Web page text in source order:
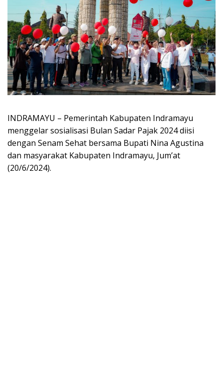
INDRAMAYU – Pemerintah Kabupaten Indramayu
menggelar sosialisasi Bulan Sadar Pajak 2024 diisi
dengan Senam Sehat bersama Bupati Nina Agustina
dan masyarakat Kabupaten Indramayu, Jum’at
(20/6/2024).